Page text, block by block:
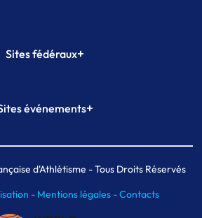
Sites fédéraux+
Formation
événements+
de Paris indoor
Ekiden de Paris
d'Athlétisme - Tous Droits Réservés
- Mentions légales -Contacts